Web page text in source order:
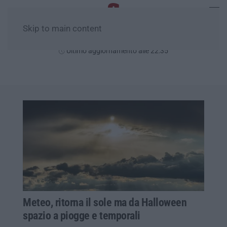
Skip to main content
Ultimo aggiornamento alle 22:35
Meteo, ritorna il sole ma da Halloween
spazio a piogge e temporali